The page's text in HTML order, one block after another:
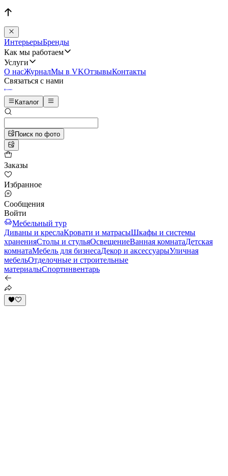
ИнтерьерыБренды
Как мы работаем
Услуги
О насЖурналМы в VKОтзывыКонтакты
Связаться с нами
Каталог
Поиск по фото
Заказы
Избранное
Сообщения
Войти
Мебельный тур
Диваны и креслаКровати и матрасыШкафы и системы
храненияСтолы и стульяОсвещениеВанная комнатаДетская
комнатаМебель для бизнесаДекор и аксессуарыУличная
мебельОтделочные и строительные
материалыСпортинвентарь